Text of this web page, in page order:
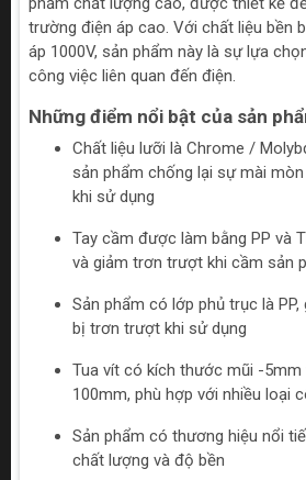
trường điện áp cao. Với chất liệu bền
áp 1000V, sản phẩm này là sự lựa
công việc liên quan đến điện.
Những điểm nổi bật của sản
Chất liệu lưỡi là Chrome /
sản phẩm chống lại sự mài
khi sử dụng
Tay cầm được làm bằng PP và
và giảm trơn trượt khi cầm sản
Sản phẩm có lớp phủ trục là
bị trơn trượt khi sử dụng
Tua vít có kích thước mũi -5mm
100mm, phù hợp với nhiều loại
Sản phẩm có thương hiệu nổi
chất lượng và độ bền